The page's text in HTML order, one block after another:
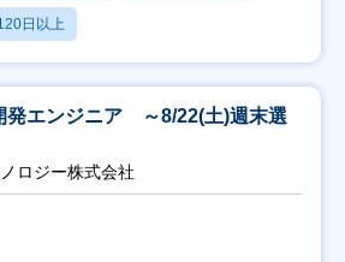
日以上
発エンジニア ～8/22(土)週末選
ロジー株式会社